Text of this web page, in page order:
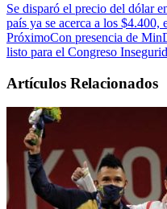
Se disparó el precio del dólar
país ya se acerca a los $4.400,
PróximoCon presencia de
listo para el Congreso
Artículos Relacionados